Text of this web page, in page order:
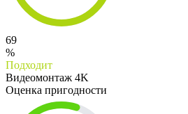
69
%
Подходит
Видеомонтаж 4K
Оценка пригодности